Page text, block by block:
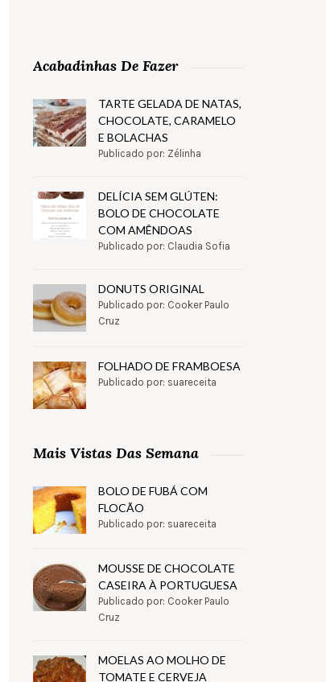
Acabadinhas De Fazer
TARTE GELADA DE NATAS,
CHOCOLATE, CARAMELO
E BOLACHAS
Publicado por: Zélinha
DELÍCIA SEM GLÚTEN:
BOLO DE CHOCOLATE
COM AMÊNDOAS
Publicado por: Claudia Sofia
DONUTS ORIGINAL
Publicado por: Cooker Paulo
Cruz
FOLHADO DE FRAMBOESA
Publicado por: suareceita
Mais Vistas Das Semana
BOLO DE FUBÁ COM
FLOCÃO
Publicado por: suareceita
MOUSSE DE CHOCOLATE
CASEIRA À PORTUGUESA
Publicado por: Cooker Paulo
Cruz
MOELAS AO MOLHO DE
TOMATE E CERVEJA